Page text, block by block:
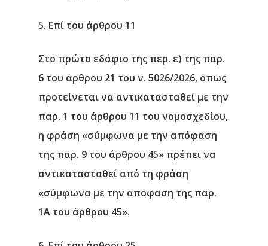
5. Επί του άρθρου 11
Στο πρώτο εδάφιο της περ. ε) της παρ.
6 του άρθρου 21 του ν. 5026/2026, όπως
προτείνεται να αντικατασταθεί με την
παρ. 1 του άρθρου 11 του νομοσχεδίου,
η φράση «σύμφωνα με την απόφαση
της παρ. 9 του άρθρου 45» πρέπει να
αντικατασταθεί από τη φράση
«σύμφωνα με την απόφαση της παρ.
1Α του άρθρου 45».